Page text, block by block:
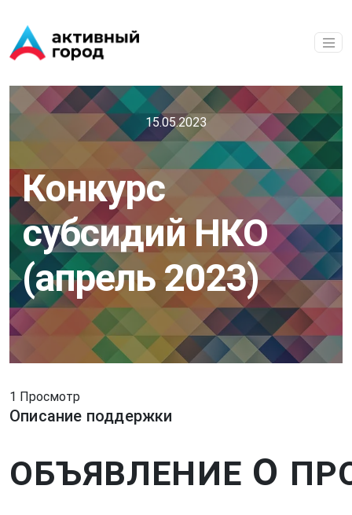
15.05.2023
Конкурс
субсидий НКО
(апрель 2023)
1 Просмотр
Описание поддержки
ОБЪЯВЛЕНИЕ О